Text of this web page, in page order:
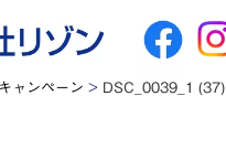
ャンペーン >DSC_0039_1 (37)